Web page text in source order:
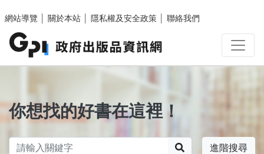
網站導覽
關於本站 隱私權及安全政策 聯絡我們
你想找的好書在這裡！
進階搜尋